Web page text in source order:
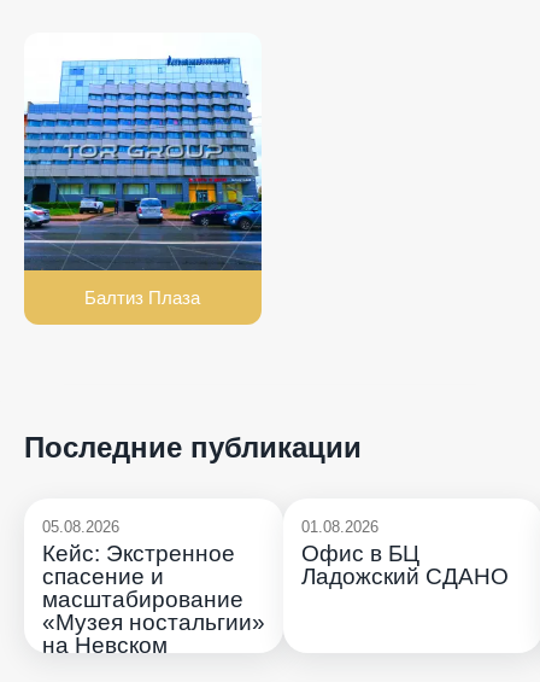
Балтиз Плаза
Последние публикации
05.08.2026
Кейс: Экстренное
спасение и
масштабирование
«Музея ностальгии»
на Невском
01.08.2026
Офис в БЦ
Ладожский СДАНО